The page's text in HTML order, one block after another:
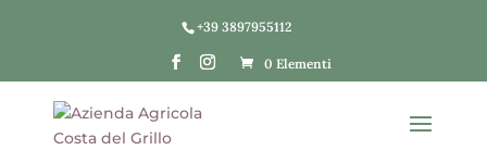
+39 3897955112
0 Elementi